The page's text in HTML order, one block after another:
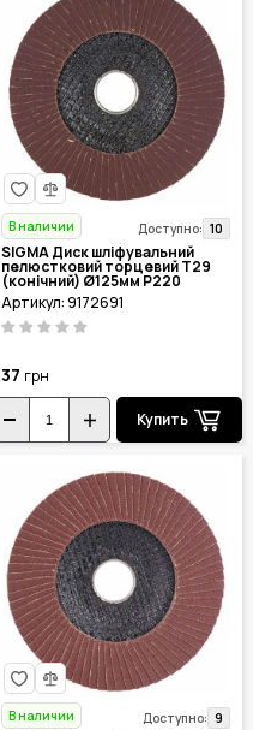
В наличии Доступно: 10
SIGMA Диск шліфувальний
пелюстковий торцевий Т29
(конічний) Ø125мм P220
9172691
Артикул: 9172691
37 грн
Купить
В наличии Доступно: 9